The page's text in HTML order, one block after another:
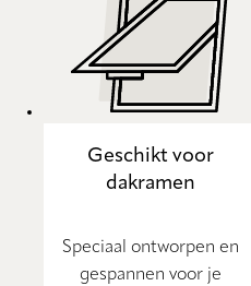
Geschikt voor
dakramen
Speciaal ontworpen en
gespannen voor je